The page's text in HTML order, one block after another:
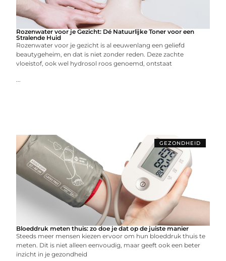
Rozenwater voor je Gezicht: Dé Natuurlijke Toner voor een
Stralende Huid
Rozenwater voor je gezicht is al eeuwenlang een geliefd
beautygeheim, en dat is niet zonder reden. Deze zachte
vloeistof, ook wel hydrosol roos genoemd, ontstaat
...
GEZONDHEID
Bloeddruk meten thuis: zo doe je dat op de juiste manier
Steeds meer mensen kiezen ervoor om hun bloeddruk thuis te
meten. Dit is niet alleen eenvoudig, maar geeft ook een beter
inzicht in je gezondheid